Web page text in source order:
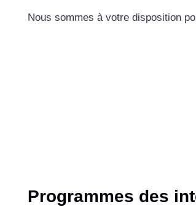
Nous sommes à votre disposition
Programmes des